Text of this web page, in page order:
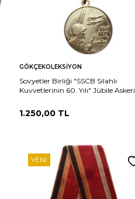
Sepete
Ekle
GÖKÇEKOLEKSIYON
Sovyetler Birliği "SSCB Silahlı
Kuvvetlerinin 60. Yılı" Jübile Askeri
MVM2225
1.250,00 TL
YENI